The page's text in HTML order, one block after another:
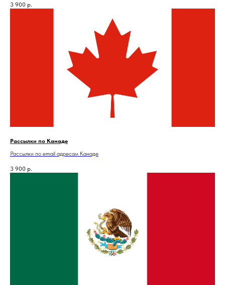
3 900 р.
Рассылки по Канаде
Рассылки по email адресам Канаде
3 900 р.